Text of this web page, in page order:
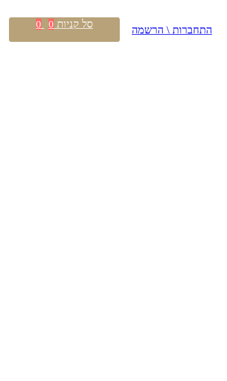
התחברות \ הרשמה סל קניות 0
0